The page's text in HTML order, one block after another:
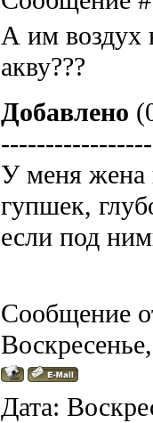
А им воздух
акву???
Добавлено
У меня жена
гупшек,
если под
Сообщение
Дата: